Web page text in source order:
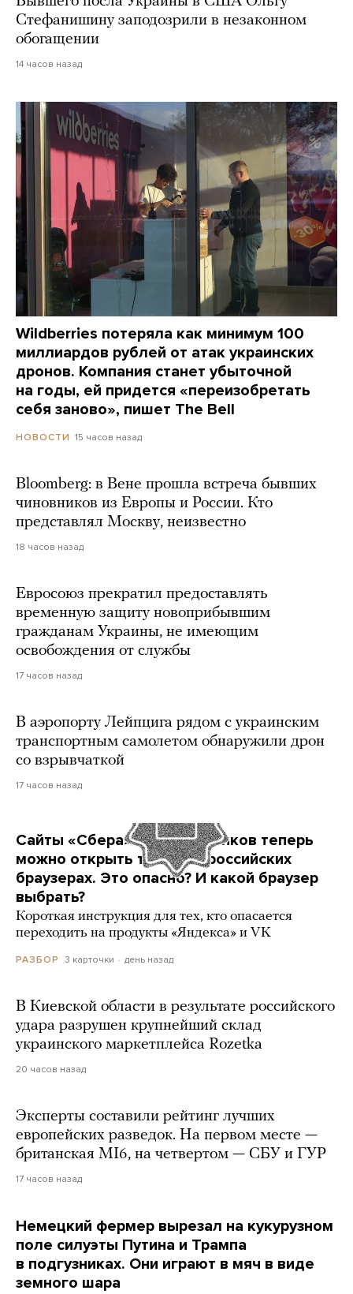
Стефанишину заподозрили в незаконном
обогащении
14 часов назад
Wildberries потеряла как минимум 100
миллиардов рублей от атак украинских
дронов. Компания станет убыточной
на годы, ей придется «переизобретать
себя заново», пишет The Bell
НОВОСТИ 15 часов назад
Bloomberg: в Вене прошла встреча бывших
чиновников из Европы и России. Кто
представлял Москву, неизвестно
18 часов назад
Евросоюз прекратил предоставлять
временную защиту новоприбывшим
гражданам Украины, не имеющим
освобождения от службы
17 часов назад
В аэропорту Лейпцига рядом с украинским
транспортным самолетом обнаружили дрон
со взрывчаткой
17 часов назад
Сайты «Сбера» и других банков теперь
можно открыть только в российских
браузерах. Это опасно? И какой браузер
выбрать?
Короткая инструкция для тех, кто опасается
переходить на продукты «Яндекса» и VK
РАЗБОР 3 карточки день назад
В Киевской области в результате российского
удара разрушен крупнейший склад
украинского маркетплейса Rozetka
20 часов назад
Эксперты составили рейтинг лучших
европейских разведок. На первом месте —
британская MI6, на четвертом — СБУ и ГУР
17 часов назад
Немецкий фермер вырезал на кукурузном
поле силуэты Путина и Трампа
в подгузниках. Они играют в мяч в виде
земного шара